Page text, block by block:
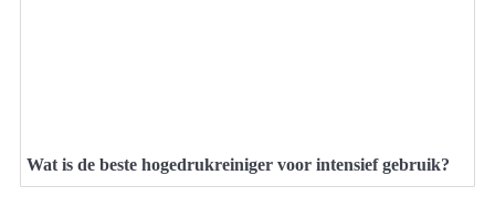
Wat is de beste hogedrukreiniger voor intensief gebruik?